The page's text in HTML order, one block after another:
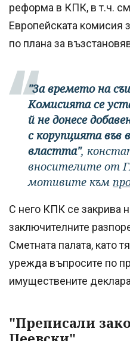
реформа в КПК, в т.ч.
Европейската комисия
по плана за
"За времето на
Комисията се
й не донесе
с корупцията
властта",
вносителите от
мотивите към
С него КПК се закрива
заключителните
Сметната палата, като
урежда въпросите по
имуществените
"Преписали